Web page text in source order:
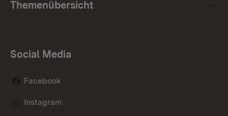
Themenübersicht
Social Media
Facebook
Instagram